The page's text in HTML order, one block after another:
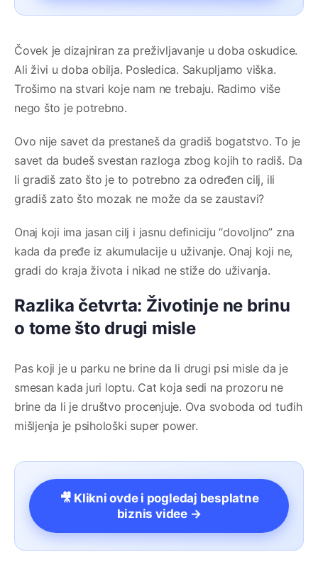
Čovek je dizajniran za preživljavanje u doba oskudice.
Ali živi u doba obilja. Posledica. Sakupljamo viška.
Trošimo na stvari koje nam ne trebaju. Radimo više
nego što je potrebno.
Ovo nije savet da prestaneš da gradiš bogatstvo. To je
savet da budeš svestan razloga zbog kojih to radiš. Da
li gradiš zato što je to potrebno za određen cilj, ili
gradiš zato što mozak ne može da se zaustavi?
Onaj koji ima jasan cilj i jasnu definiciju “dovoljno” zna
kada da pređe iz akumulacije u uživanje. Onaj koji ne,
gradi do kraja života i nikad ne stiže do uživanja.
Razlika četvrta: Životinje ne brinu
o tome što drugi misle
Pas koji je u parku ne brine da li drugi psi misle da je
smesan kada juri loptu. Cat koja sedi na prozoru ne
brine da li je društvo procenjuje. Ova svoboda od tuđih
mišljenja je psihološki super power.
🎥 Klikni ovde i pogledaj besplatne
biznis videe →